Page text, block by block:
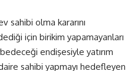
sahibi olma kararını
için birikim yapamayanları
endişesiyle yatırım
sahibi yapmayı hedefleyen